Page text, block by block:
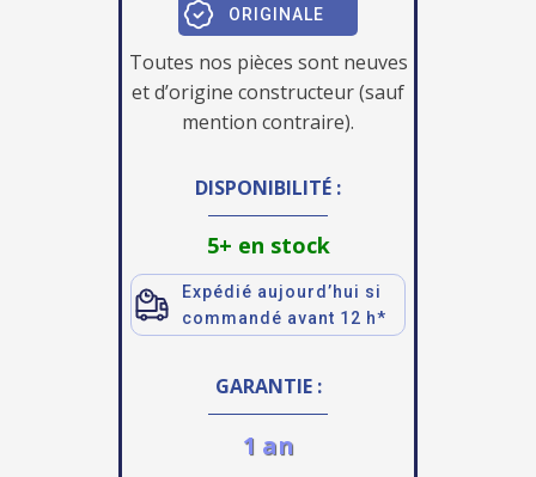
ORIGINALE
Toutes nos pièces sont neuves
et d’origine constructeur (sauf
mention contraire).
DISPONIBILITÉ :
5+ en stock
Expédié aujourd’hui si
commandé avant 12 h*
GARANTIE :
1 an